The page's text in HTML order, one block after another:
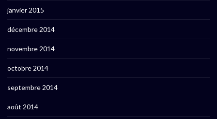
janvier 2015
décembre 2014
novembre 2014
octobre 2014
septembre 2014
août 2014